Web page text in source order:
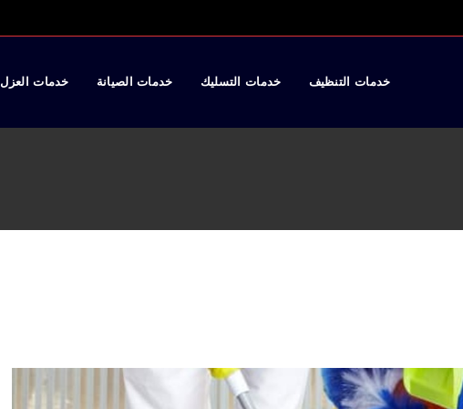
خدمات التنظيف خدمات التسليك خدمات الصيانة خدمات العزل